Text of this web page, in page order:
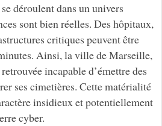
déroulent dans un univers
sont bien réelles. Des hôpitaux,
critiques peuvent être
Ainsi, la ville de Marseille,
incapable d’émettre des
ses cimetières. Cette matérialité
insidieux et potentiellement
cyber.